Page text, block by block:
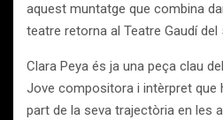
aquest muntatge que combina
teatre retorna al Teatre Gaudí del
Clara Peya és ja una peça clau
Jove compositora i intèrpret que
part de la seva trajectòria en les